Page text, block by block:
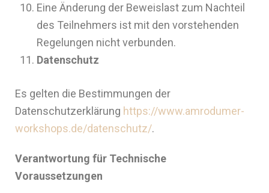
Eine Änderung der Beweislast zum Nachteil
des Teilnehmers ist mit den vorstehenden
Regelungen nicht verbunden.
Datenschutz
Es gelten die Bestimmungen der
Datenschutzerklärung https://www.amrodumer-
workshops.de/datenschutz/.
Verantwortung für Technische
Voraussetzungen